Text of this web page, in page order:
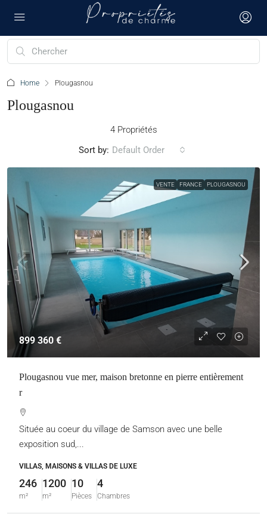
Home Plougasnou
Plougasnou
4 Propriétés
Sort by: Default Order
VENTE FRANCE PLOUGASNOU
899 360 €
Plougasnou vue mer, maison bretonne en pierre entièrement
r
Située au coeur du village de Samson avec une belle
exposition sud,...
VILLAS, MAISONS & VILLAS DE LUXE
246
m²
1200
m²
10
Pièces
4
Chambres